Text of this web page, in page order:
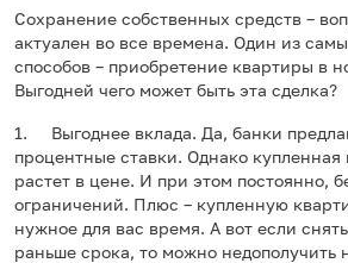
Сохранение собственных средств –
актуален во все времена. Один из
способов – приобретение квартиры в
Выгодней чего может быть эта сделка?
1. Выгоднее вклада. Да, банки
процентные ставки. Однако купленная
растет в цене. И при этом постоянно,
ограничений. Плюс – купленную
нужное для вас время. А вот если
раньше срока, то можно недополучить